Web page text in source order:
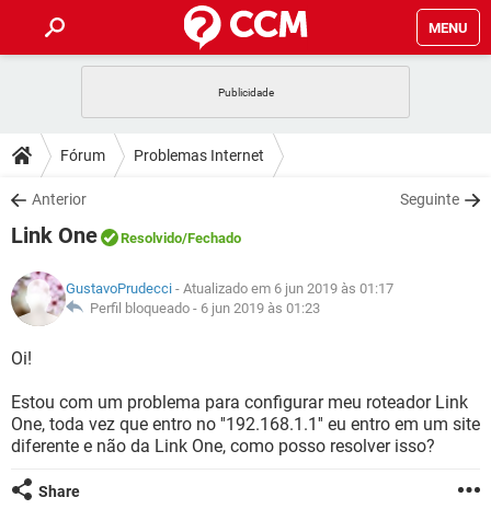
MENU
CELULAR FACEBOOK
OUTLOOK
INSTAGRAM
GUIA DE COMPRAS
DICAS
JOGOS WHATSAPP
INSTAGRAM GMAIL
GUIA DE COMPRAS
DOWNLOADS
JOGOS
CELULAR
OUTLOOK EXCEL
INSTAGRAM
JOGOS WHATSAPP
CELULAR
OUTLOOK
INSTAGRAM GMAIL
GUIA DE COMPRAS
GLOSSÁRIO
JOGOS
OUTLOOK EXCEL
GMAIL
GUIA DE COMPRAS
Fórum Problemas Internet
Anterior Seguinte
Link One Resolvido/Fechado
GustavoPrudecci - Atualizado em 6 jun 2019 às 01:17
Perfil bloqueado - 6 jun 2019 às 01:23
Oi!
Estou com um problema para configurar meu roteador Link
One, toda vez que entro no ''192.168.1.1'' eu entro em um site
diferente e não da Link One, como posso resolver isso?
Share